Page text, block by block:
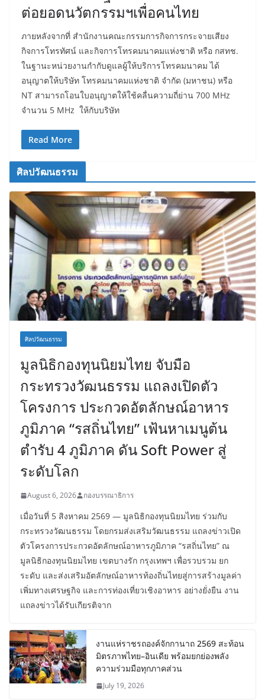
ต่อยอดนวัตกรรมฯเพื่อคนไทย
ภายหลังจากที่ สำนักงานคณะกรรมการกิจการกระจายเสียง
กิจการโทรทัศน์ และกิจการโทรคมนาคมแห่งชาติ หรือ กสทช.
ในฐานะหน่วยงานกำกับดูแลผู้ให้บริการโทรคมนาคม ได้
อนุญาตให้บริษัท โทรคมนาคมแห่งชาติ จำกัด (มหาชน) หรือ
NT สามารถโอนใบอนุญาตให้ใช้คลื่นความถี่ย่าน 700 MHz
จำนวน 5 MHz ให้กับบริษัท
Read More
ศิลปวัฒนธรรม
ศิลปวัฒนธรรม
มูลนิธิกองทุนนิยมไทย จับมือ
กระทรวงวัฒนธรรม แถลงเปิดตัว
โครงการ ประกวดอัตลักษณ์อาหาร
ภูมิภาค “รสถิ่นไทย” เฟ้นหาเมนูต้น
ตำรับ 4 ภูมิภาค ดัน Soft Power สู่
ระดับโลก
August 6, 2026 กองบรรณาธิการ
เมื่อวันที่ 5 สิงหาคม 2569 — มูลนิธิกองทุนนิยมไทย ร่วมกับ
กระทรวงวัฒนธรรม โดยกรมส่งเสริมวัฒนธรรม แถลงข่าวเปิด
ตัวโครงการประกวดอัตลักษณ์อาหารภูมิภาค “รสถิ่นไทย” ณ
มูลนิธิกองทุนนิยมไทย เขตบางรัก กรุงเทพฯ เพื่อรวบรวม ยก
ระดับ และส่งเสริมอัตลักษณ์อาหารท้องถิ่นไทยสู่การสร้างมูลค่า
เพิ่มทางเศรษฐกิจ และการท่องเที่ยวเชิงอาหาร อย่างยั่งยืน งาน
แถลงข่าวได้รับเกียรติจาก
งานแห่ราชรถองค์จักกานาถ 2569 สะท้อน
มิตรภาพไทย–อินเดีย พร้อมยกย่องพลัง
ความร่วมมือทุกภาคส่วน
July 19, 2026